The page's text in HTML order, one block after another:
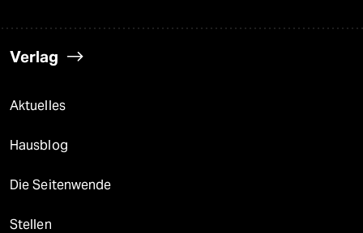
Verlag
Aktuelles
Hausblog
Die Seitenwende
Stellen